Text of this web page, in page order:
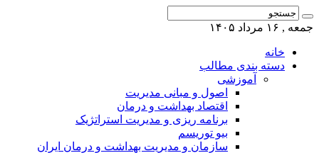
جمعه , ۱۶ مرداد ۱۴۰۵
خانه
دسته بندی مطالب
آموزشی
اصول و مبانی مدیریت
اقتصاد بهداشت و درمان
برنامه ریزی و مدیریت استراتژیک
بیو توریسم
سازمان و مدیریت بهداشت و درمان ایران